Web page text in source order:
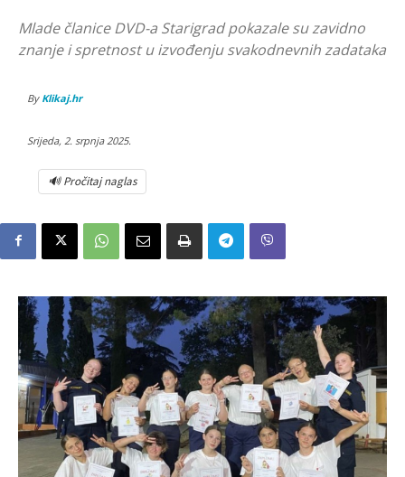
Mlade članice DVD-a Starigrad pokazale su zavidno
znanje i spretnost u izvođenju svakodnevnih zadataka
By Klikaj.hr
Srijeda, 2. srpnja 2025.
🔊 Pročitaj naglas